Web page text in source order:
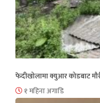
फेदीखोलामा क्युआर कोडबाट
१ महिना अगाडि